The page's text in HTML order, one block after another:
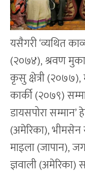
यसैगरी ‘व्यथित
(२०७४), श्रवण
कृसु क्षेत्री (२०७७),
कार्की (२०७९)
डायसपोरा सम्मान’
(अमेरिका), भीमसेन
माइला (जापान),
ज्ञवाली (अमेरिका)